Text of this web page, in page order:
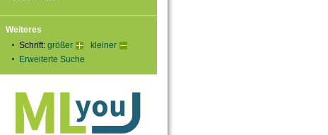
Weiteres
Schrift: größer
kleiner
Erweiterte Suche